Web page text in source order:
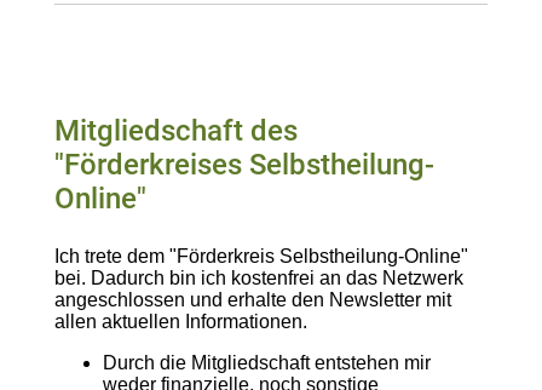
Mitgliedschaft des
"Förderkreises Selbstheilung-
Online"
Ich trete dem "Förderkreis Selbstheilung-Online"
bei. Dadurch bin ich kostenfrei an das Netzwerk
angeschlossen und erhalte den Newsletter mit
allen aktuellen Informationen.
Durch die Mitgliedschaft entstehen mir
weder finanzielle, noch sonstige